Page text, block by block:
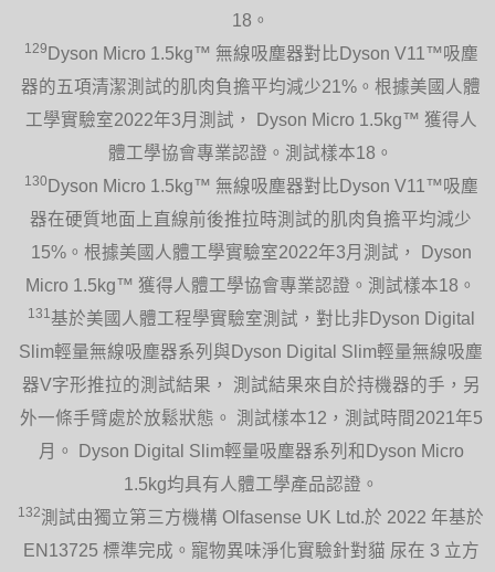
18。
129 Dyson Micro 1.5kg™ 無線吸塵器對比Dyson V11™吸塵
器的五項清潔測試的肌肉負擔平均減少21%。根據美國人體
工學實驗室2022年3月測試， Dyson Micro 1.5kg™ 獲得人
體工學協會專業認證。測試樣本18。
130 Dyson Micro 1.5kg™ 無線吸塵器對比Dyson V11™吸塵
器在硬質地面上直線前後推拉時測試的肌肉負擔平均減少
15%。根據美國人體工學實驗室2022年3月測試， Dyson
Micro 1.5kg™ 獲得人體工學協會專業認證。測試樣本18。
131 基於美國人體工程學實驗室測試，對比非Dyson Digital
Slim輕量無線吸塵器系列與Dyson Digital Slim輕量無線吸塵
器V字形推拉的測試結果， 測試結果來自於持機器的手，另
外一條手臂處於放鬆狀態。 測試樣本12，測試時間2021年5
月。 Dyson Digital Slim輕量吸塵器系列和Dyson Micro
1.5kg均具有人體工學產品認證。
132測試由獨立第三方機構 Olfasense UK Ltd.於 2022 年基於
EN13725 標準完成。寵物異味淨化實驗針對貓 尿在 3 立方